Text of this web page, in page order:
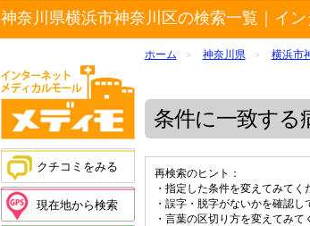
神奈川県横浜市神奈川区の検索一覧｜イ
クチコミをみる
現在地から検索
ホーム > 神奈川県 > 横浜市
条件に一致する
再検索のヒント：
・指定した条件を変えてみてく
・誤字・脱字がないかを確認し
・言葉の区切り方を変えてみて